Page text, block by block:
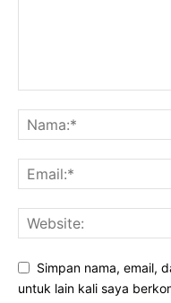
Simpan nama, email,
untuk lain kali saya